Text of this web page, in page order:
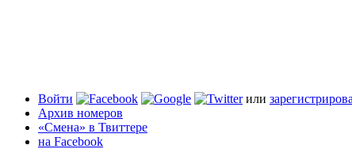
Войти или
Архив номеров
«Смена» в Твиттере
на Facebook